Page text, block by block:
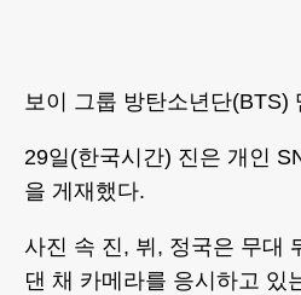
보이 그룹 방탄소년단(BTS)
29일(한국시간) 진은 개인
을 게재했다.
사진 속 진, 뷔, 정국은 무대
댄 채 카메라를 응시하고 있